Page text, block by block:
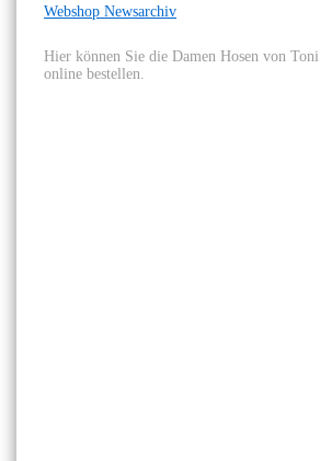
Webshop Newsarchiv
Hier können Sie die Damen Hosen von Toni
online bestellen.